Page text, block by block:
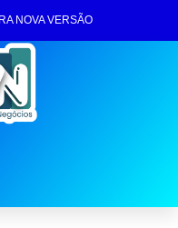
NOVA VERSÃO